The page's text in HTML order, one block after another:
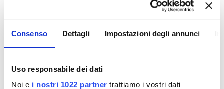
Consenso Dettagli Impostazioni degli annunci
Uso responsabile dei dati
Noi e i nostri 1022 partner trattiamo i vostri dati
STANDARD DI QUALITÀ